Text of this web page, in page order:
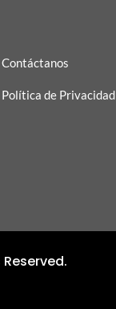
Contáctanos
Política de Privacidad